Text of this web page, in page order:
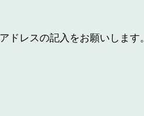
レスの記入をお願いします。